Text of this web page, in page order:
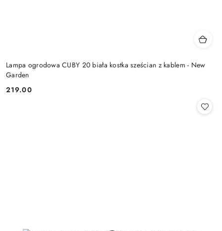
Lampa ogrodowa CUBY 20 biała kostka sześcian z kablem - New
Garden
Cena:
219.00